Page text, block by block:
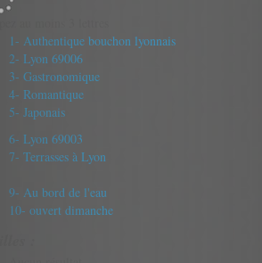
1- Authentique bouchon lyonnais
2- Lyon 69006
3- Gastronomique
4- Romantique
5- Japonais
6- Lyon 69003
7- Terrasses à Lyon
9- Au bord de l'eau
10- ouvert dimanche